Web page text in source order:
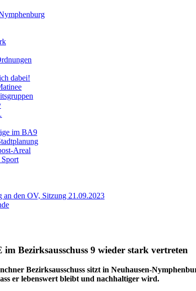
dabei!
im BA9
Areal
an den OV, Sitzung 21.09.2023
Bezirksausschuss 9 wieder stark vertreten
Bezirksausschuss sitzt in Neuhausen-
er lebenswert bleibt und nachhaltiger wird.